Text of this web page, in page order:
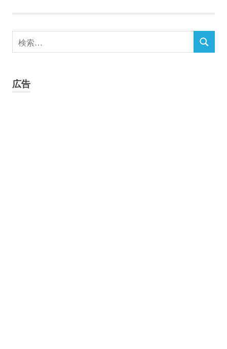
検
索
検
広告